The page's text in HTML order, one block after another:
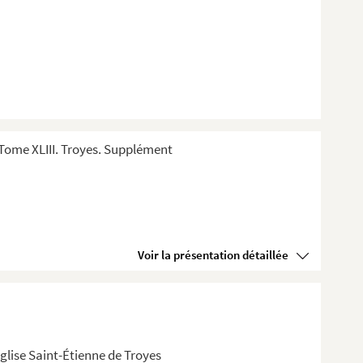
XLIII. Troyes. Supplément
Voir la présentation détaillée
Saint-Étienne de Troyes